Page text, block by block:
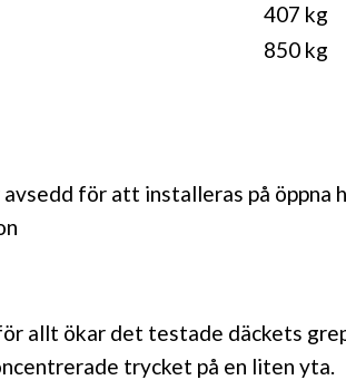
407 kg
850 kg
för att installeras på
allt ökar det testade däckets
trycket på en liten yta.